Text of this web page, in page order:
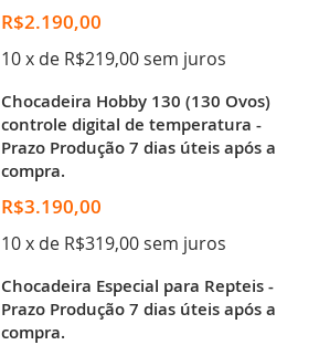
R$2.190,00
10 x de R$219,00 sem juros
Chocadeira Hobby 130 (130 Ovos)
controle digital de temperatura -
Prazo Produção 7 dias úteis após a
compra.
R$3.190,00
10 x de R$319,00 sem juros
Chocadeira Especial para Repteis -
Prazo Produção 7 dias úteis após a
compra.